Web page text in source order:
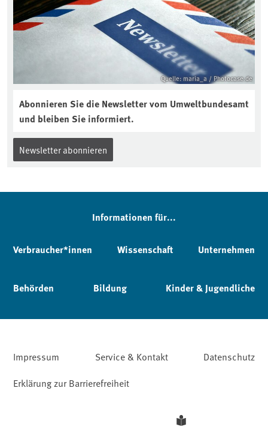
Quelle: maria_a / Photocase.de
Abonnieren Sie die Newsletter vom Umweltbundesamt
und bleiben Sie informiert.
Newsletter abonnieren
Informationen für...
Verbraucher*innen Wissenschaft Unternehmen
Behörden Bildung Kinder & Jugendliche
Impressum Service & Kontakt
Datenschutz
Erklärung zur Barrierefreiheit